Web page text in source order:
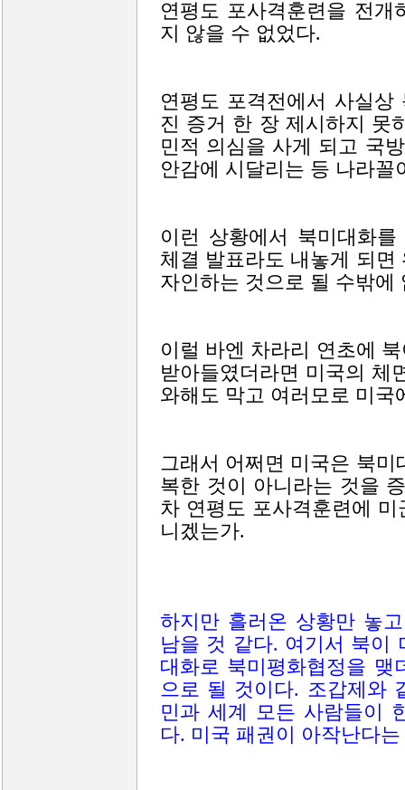
연평도 포사격훈련을 전
지 않을 수 없었다.
연평도 포격전에서 사실
진 증거 한 장 제시하지 못
민적 의심을 사게 되고 국
안감에 시달리는 등 나라
이런 상황에서 북미대화
체결 발표라도 내놓게 되
자인하는 것으로 될 수밖에
이럴 바엔 차라리 연초에
받아들였더라면 미국의 체
와해도 막고 여러모로 미국
그래서 어쩌면 미국은 북
복한 것이 아니라는 것을
차 연평도 포사격훈련에
니겠는가.
하지만 흘러온 상황만 놓
남을 것 같다. 여기서 북이
대화로 북미평화협정을
으로 될 것이다. 조갑제와
민과 세계 모든 사람들이
다. 미국 패권이 아작난다